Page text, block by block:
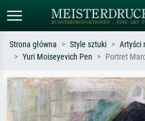
Szukaj wg artysty, tytułu lub stylu – np.
Monet, Gwiaździsta noc,
impresjonizm, fala Hokusaia, akt.
Strona główna Style sztuki
Artyści
Yuri Moiseyevich Pen
Portret